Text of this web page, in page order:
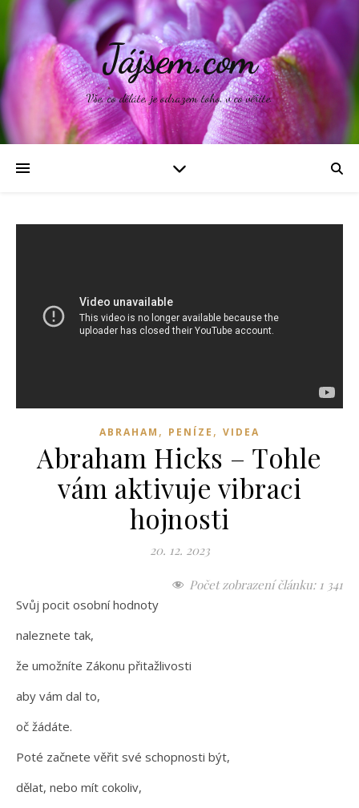
Jájsem.com
Vše, co děláte, je odrazem toho, v co věříte.
ABRAHAM , PENÍZE , VIDEA
Abraham Hicks – Tohle
vám aktivuje vibraci
hojnosti
20. 12. 2023
Počet zobrazení článku: 1 341
Svůj pocit osobní hodnoty
naleznete tak,
že umožníte Zákonu přitažlivosti
aby vám dal to,
oč žádáte.
Poté začnete věřit své schopnosti být,
dělat, nebo mít cokoliv,